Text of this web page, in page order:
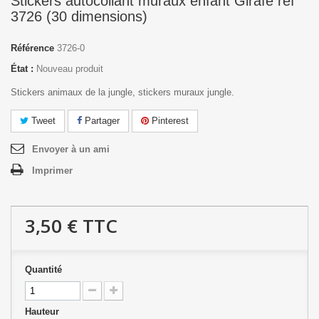
3726 (30 dimensions)
Référence 3726-0
État : Nouveau produit
Stickers animaux de la jungle, stickers muraux jungle.
Tweet Partager Pinterest
Envoyer à un ami
Imprimer
3,50 € TTC
Quantité
Hauteur